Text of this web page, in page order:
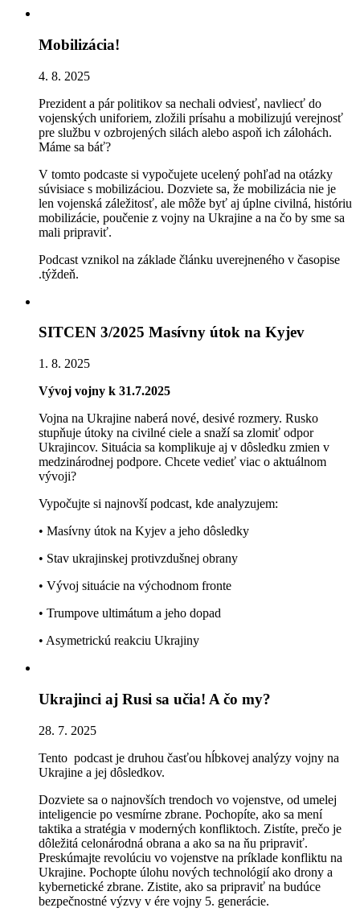
Mobilizácia!
4. 8. 2025
Prezident a pár politikov sa nechali odviesť, navliecť do
vojenských uniforiem, zložili prísahu a mobilizujú verejnosť
pre službu v ozbrojených silách alebo aspoň ich zálohách.
Máme sa báť?
V tomto podcaste si vypočujete ucelený pohľad na otázky
súvisiace s mobilizáciou. Dozviete sa, že mobilizácia nie je
len vojenská záležitosť, ale môže byť aj úplne civilná, históriu
mobilizácie, poučenie z vojny na Ukrajine a na čo by sme sa
mali pripraviť.
Podcast vznikol na základe článku uverejneného v časopise
.týždeň.
SITCEN 3/2025 Masívny útok na Kyjev
1. 8. 2025
Vývoj vojny k 31.7.2025
Vojna na Ukrajine naberá nové, desivé rozmery. Rusko
stupňuje útoky na civilné ciele a snaží sa zlomiť odpor
Ukrajincov. Situácia sa komplikuje aj v dôsledku zmien v
medzinárodnej podpore. Chcete vedieť viac o aktuálnom
vývoji?
Vypočujte si najnovší podcast, kde analyzujem:
• Masívny útok na Kyjev a jeho dôsledky
• Stav ukrajinskej protivzdušnej obrany
• Vývoj situácie na východnom fronte
• Trumpove ultimátum a jeho dopad
• Asymetrickú reakciu Ukrajiny
Ukrajinci aj Rusi sa učia! A čo my?
28. 7. 2025
Tento podcast je druhou časťou hĺbkovej analýzy vojny na
Ukrajine a jej dôsledkov.
Dozviete sa o najnovších trendoch vo vojenstve, od umelej
inteligencie po vesmírne zbrane. Pochopíte, ako sa mení
taktika a stratégia v moderných konfliktoch. Zistíte, prečo je
dôležitá celonárodná obrana a ako sa na ňu pripraviť.
Preskúmajte revolúciu vo vojenstve na príklade konfliktu na
Ukrajine. Pochopte úlohu nových technológií ako drony a
kybernetické zbrane. Zistite, ako sa pripraviť na budúce
bezpečnostné výzvy v ére vojny 5. generácie.